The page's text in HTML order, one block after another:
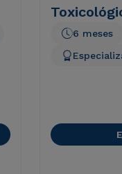
6 meses